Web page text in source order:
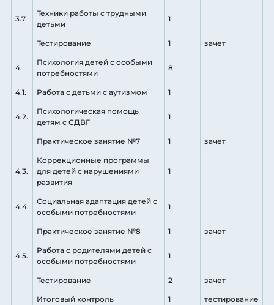
3.7.
Техники работы с трудными
детьми
1
Тестирование 1 зачет
4.
Психология детей с особыми
потребностями
8
4.1. Работа с детьми с аутизмом 1
4.2.
Психологическая помощь
детям с СДВГ
1
Практическое занятие №7 1 зачет
4.3.
Коррекционные программы
для детей с нарушениями
развития
1
4.4.
Социальная адаптация детей с
особыми потребностями
1
Практическое занятие №8 1 зачет
4.5.
Работа с родителями детей с
особыми потребностями
1
Тестирование 2 зачет
Итоговый контроль 1 тестирование